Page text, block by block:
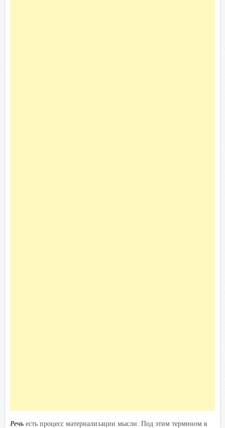
Речь есть процесс материализации мысли. Под этим термином в